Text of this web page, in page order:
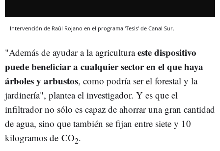
Intervención de Raúl Rojano en el programa 'Tesis' de Canal Sur.
"Además de ayudar a la agriculturaeste dispositivo
puede beneficiar a cualquier sector en el que haya
árboles y arbustos, como podría ser el forestal y la
jardinería", plantea el investigador. Y es que el
infiltrador no sólo es capaz de ahorrar una gran cantidad
de agua, sino que también se fijan entre siete y 10
kilogramos de CO2.